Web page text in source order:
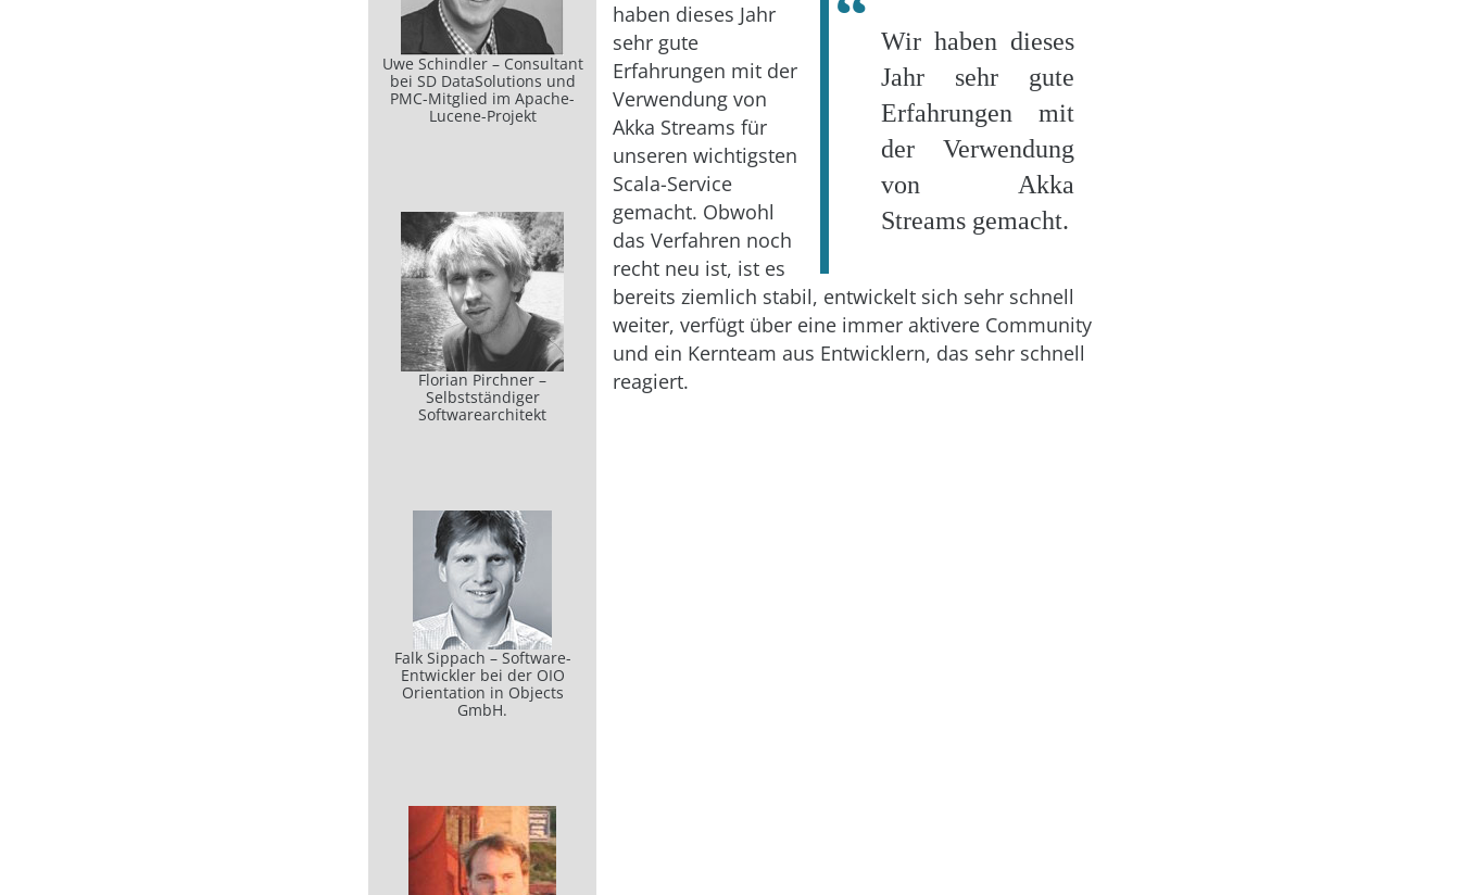
Uwe Schindler – Consultant
bei SD DataSolutions und
PMC-Mitglied im Apache-
Lucene-Projekt
Florian Pirchner –
Selbstständiger
Softwarearchitekt
Falk Sippach – Software-
Entwickler bei der OIO
Orientation in Objects
GmbH.
Wir haben dieses
Jahr sehr gute
Erfahrungen mit
der Verwendung
von Akka
Streams gemacht.
haben dieses Jahr
sehr gute
Erfahrungen mit der
Verwendung von
Akka Streams für
unseren wichtigsten
Scala-Service
gemacht. Obwohl
das Verfahren noch
recht neu ist, ist es
bereits ziemlich stabil, entwickelt sich sehr schnell
weiter, verfügt über eine immer aktivere Community
und ein Kernteam aus Entwicklern, das sehr schnell
reagiert.